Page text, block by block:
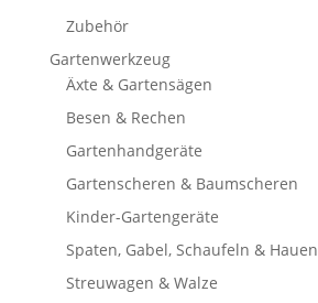
Zubehör
Gartenwerkzeug
Äxte & Gartensägen
Besen & Rechen
Gartenhandgeräte
Gartenscheren & Baumscheren
Kinder-Gartengeräte
Spaten, Gabel, Schaufeln & Hauen
Streuwagen & Walze